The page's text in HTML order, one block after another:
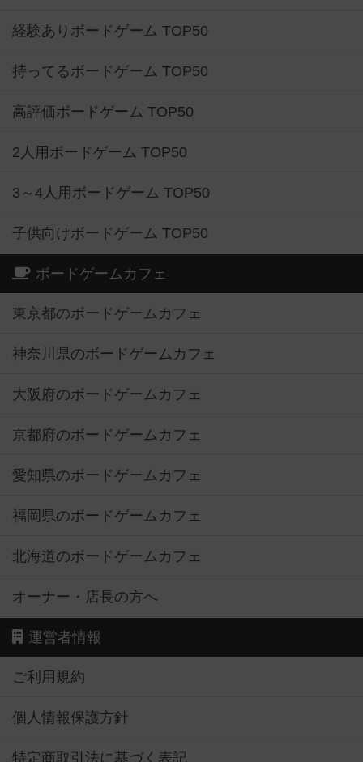
経験ありボードゲーム TOP50
持ってるボードゲーム TOP50
高評価ボードゲーム TOP50
2人用ボードゲーム TOP50
3～4人用ボードゲーム TOP50
子供向けボードゲーム TOP50
ボードゲームカフェ
東京都のボードゲームカフェ
神奈川県のボードゲームカフェ
大阪府のボードゲームカフェ
京都府のボードゲームカフェ
愛知県のボードゲームカフェ
福岡県のボードゲームカフェ
北海道のボードゲームカフェ
オーナー・店長の方へ
運営者情報
ご利用規約
個人情報保護方針
特定商取引法に基づく表記